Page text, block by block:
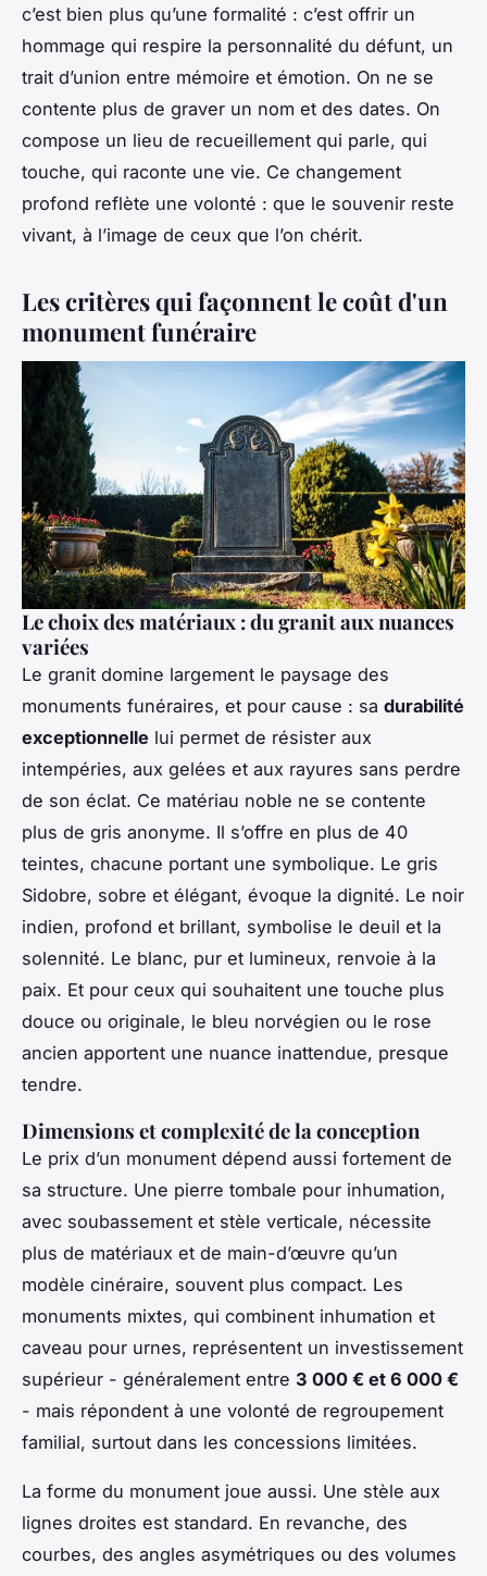
c’est bien plus qu’une formalité : c’est offrir un
hommage qui respire la personnalité du défunt, un
trait d’union entre mémoire et émotion. On ne se
contente plus de graver un nom et des dates. On
compose un lieu de recueillement qui parle, qui
touche, qui raconte une vie. Ce changement
profond reflète une volonté : que le souvenir reste
vivant, à l’image de ceux que l’on chérit.
Les critères qui façonnent le coût d'un
monument funéraire
Le choix des matériaux : du granit aux nuances
variées
Le granit domine largement le paysage des
monuments funéraires, et pour cause : sa durabilité
exceptionnelle lui permet de résister aux
intempéries, aux gelées et aux rayures sans perdre
de son éclat. Ce matériau noble ne se contente
plus de gris anonyme. Il s’offre en plus de 40
teintes, chacune portant une symbolique. Le gris
Sidobre, sobre et élégant, évoque la dignité. Le noir
indien, profond et brillant, symbolise le deuil et la
solennité. Le blanc, pur et lumineux, renvoie à la
paix. Et pour ceux qui souhaitent une touche plus
douce ou originale, le bleu norvégien ou le rose
ancien apportent une nuance inattendue, presque
tendre.
Dimensions et complexité de la conception
Le prix d’un monument dépend aussi fortement de
sa structure. Une pierre tombale pour inhumation,
avec soubassement et stèle verticale, nécessite
plus de matériaux et de main-d’œuvre qu’un
modèle cinéraire, souvent plus compact. Les
monuments mixtes, qui combinent inhumation et
caveau pour urnes, représentent un investissement
supérieur - généralement entre 3 000 € et 6 000 €
- mais répondent à une volonté de regroupement
familial, surtout dans les concessions limitées.
La forme du monument joue aussi. Une stèle aux
lignes droites est standard. En revanche, des
courbes, des angles asymétriques ou des volumes